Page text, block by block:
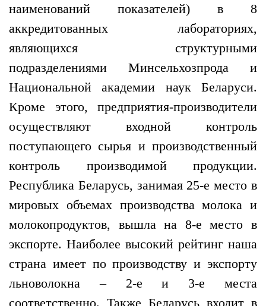
наименований показателей) в 8
аккредитованных лабораториях,
являющихся структурными
подразделениями Минсельхозпрода и
Национальной академии наук Беларуси.
Кроме этого, предприятия-производители
осуществляют входной контроль
поступающего сырья и производственный
контроль производимой продукции.
Республика Беларусь, занимая 25-е место в
мировых объемах производства молока и
молокопродуктов, вышла на 8-е место в
экспорте. Наиболее высокий рейтинг наша
страна имеет по производству и экспорту
льноволокна – 2-е и 3-е места
соответственно. Также Беларусь входит в